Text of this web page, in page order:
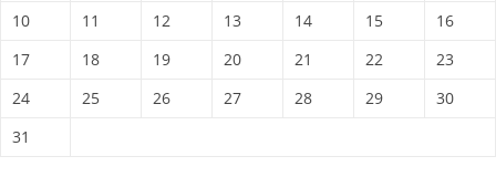
10
11 12 13 14 15
16
17
18 19 20 21 22
23
24
25 26 27 28 29
30
31